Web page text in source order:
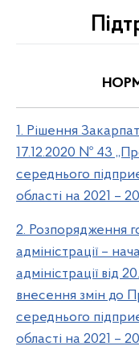
1. Рішення
17.12.2020 № 43
середнього
області на 2021 –
2. Розпорядження
адміністрації –
адміністрації від
внесення змін до
середнього
області на 2021 –